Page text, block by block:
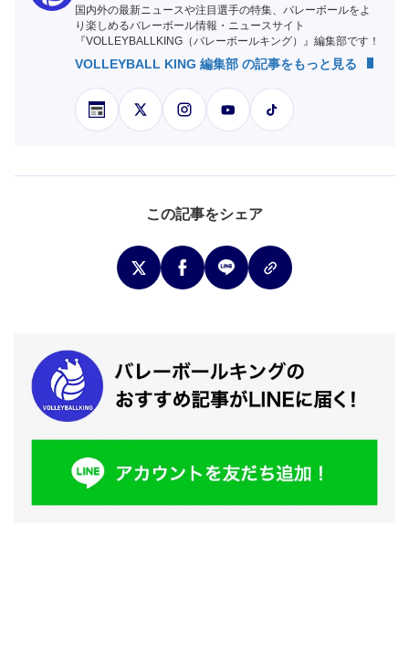
国内外の最新ニュースや注目選手の特集、バレーボールをよ
り楽しめるバレーボール情報・ニュースサイト
『VOLLEYBALLKING（バレーボールキング）』編集部です！
VOLLEYBALL KING 編集部 の記事をもっと見る
この記事をシェア